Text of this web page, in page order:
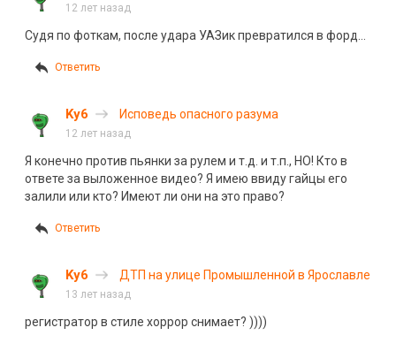
12 лет назад
Судя по фоткам, после удара УАЗик превратился в форд…
Ответить
Ky6 Исповедь опасного разума
12 лет назад
Я конечно против пьянки за рулем и т.д. и т.п., НО! Кто в
ответе за выложенное видео? Я имею ввиду гайцы его
залили или кто? Имеют ли они на это право?
Ответить
Ky6 ДТП на улице Промышленной в Ярославле
13 лет назад
регистратор в стиле хоррор снимает? ))))